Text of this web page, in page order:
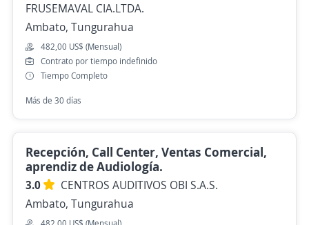
FRUSEMAVAL CIA.LTDA.
Ambato, Tungurahua
482,00 US$ (Mensual)
Contrato por tiempo indefinido
Tiempo Completo
Más de 30 días
Recepción, Call Center, Ventas Comercial,
aprendiz de Audiología.
3.0
CENTROS AUDITIVOS OBI S.A.S.
Ambato, Tungurahua